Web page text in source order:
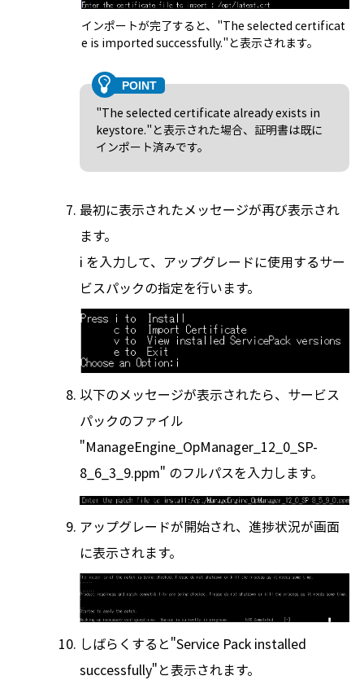
インポートが完了すると、"The selected certificat
e is imported successfully."と表示されます。
"The selected certificate already exists in
keystore."と表示された場合、証明書は既に
インポート済みです。
最初に表示されたメッセージが再び表示され
ます。
i を入力して、アップグレードに使用するサー
ビスパックの指定を行います。
以下のメッセージが表示されたら、サービス
パックのファイル
"ManageEngine_OpManager_12_0_SP-
8_6_3_9.ppm" のフルパスを入力します。
アップグレードが開始され、進捗状況が画面
に表示されます。
しばらくすると"Service Pack installed
successfully"と表示されます。